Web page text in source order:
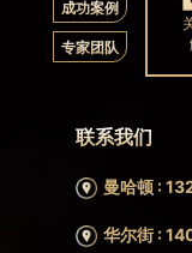
成功案例
专家团队
联系我们
曼哈顿 :
华尔街 :